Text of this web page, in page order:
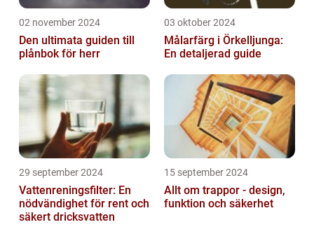
02 november 2024
Den ultimata guiden till
plånbok för herr
03 oktober 2024
Målarfärg i Örkelljunga:
En detaljerad guide
29 september 2024
Vattenreningsfilter: En
nödvändighet för rent och
säkert dricksvatten
15 september 2024
Allt om trappor - design,
funktion och säkerhet